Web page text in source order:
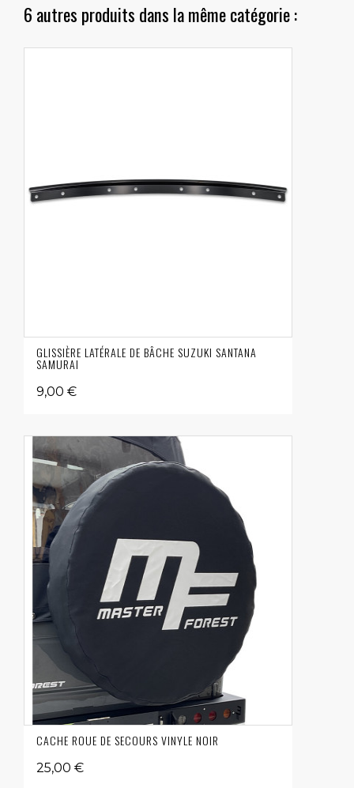
6 autres produits dans la même catégorie :
GLISSIÈRE LATÉRALE DE BÂCHE SUZUKI SANTANA
SAMURAI
9,00 €
CACHE ROUE DE SECOURS VINYLE NOIR
25,00 €